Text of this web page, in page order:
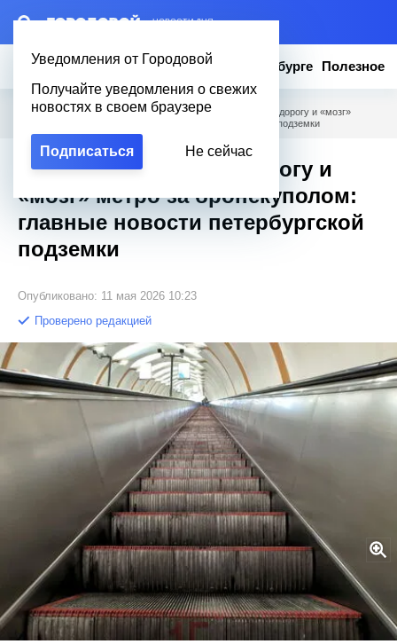
– НОВОСТИ ДНЯ
Уведомления от Городовой
Получайте уведомления о свежих
новостях в своем браузере
Подписаться Не сейчас
Новости Эксклюзив Вопросы о Петербурге Полезное
Городовой Новости Петербурга / Лишние 20 минут на дорогу и «мозг»
метро за бронекуполом: главные новости петербургской подземки
Лишние 20 минут на дорогу и
«мозг» метро за бронекуполом:
главные новости петербургской
подземки
Опубликовано: 11 мая 2026 10:23
Проверено редакцией
Лишние 20 минут на дорогу и «мозг» метро за бронекуполом:
главные новости петербургской подземки
Global Look Press / Maksim Konstantinov